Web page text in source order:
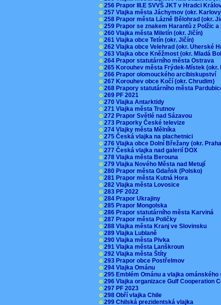
o 256 Prapor III.E SVVŠ JKT v Hradci
o 257 Vlajka města Jáchymov (okr.
o 258 Prapor města Lázně Bělohrad (okr.
o 259 Prapor se znakem Harantů z Polžic
o 260 Vlajka města Miletín (okr. Jičín)
o 261 Vlajka obce Tetín (okr. Jičín)
o 262 Vlajka obce Velehrad (okr. Uherské
o 263 Vlajka obce Kněžmost (okr. Mladá
o 264 Prapor statutárního města Ostrava
o 265 Korouhev města Frýdek-Místek
o 266 Prapor olomouckého arcibiskupství
o 267 Korouhev obce Kočí (okr. Chrudim)
o 268 Prapory statutárního města
o 269 PF 2021
o 270 Vlajka Antarktidy
o 271 Vlajka města Trutnov
o 272 Prapor Světlé nad Sázavou
o 273 Praporky České televize
o 274 Vlajky města Mělníka
o 275 Česká vlajka na plachetnici
o 276 Vlajka obce Dolní Břežany (okr.
o 277 Česká vlajka nad galerií DOX
o 278 Vlajka města Berouna
o 279 Vlajka Nového Města nad Metují
o 280 Prapor města Gdaňsk (Polsko)
o 281 Prapor města Kutná Hora
o 282 Vlajka města Lovosice
o 283 PF 2022
o 284 Prapor Ukrajiny
o 285 Prapor Mongolska
o 286 Prapor statutárního města Karviná
o 287 Prapor města Poličky
o 288 Vlajka města Kranj ve Slovinsku
o 289 Vlajka Lublaně
o 290 Vlajka města Pivka
o 291 Vlajka města Lanškroun
o 292 Vlajka města Štíty
o 293 Prapor obce Postřelmov
o 294 Vlajka Ománu
o 295 Emblém Ománu a vlajka
o 296 Vlajka organizace Gulf Cooperation
o 297 PF 2023
o 298 Obří vlajka Chile
o 299 Chilská prezidentská vlajka